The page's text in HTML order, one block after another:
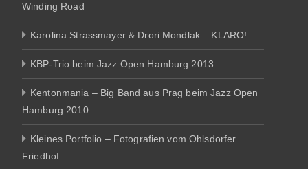
Winding Road
Karolina Strassmayer & Drori Mondlak – KLARO!
KBP-Trio beim Jazz Open Hamburg 2013
Kentonmania – Big Band aus Prag beim Jazz Open
Hamburg 2010
Kleines Portfolio – Fotografien vom Ohlsdorfer
Friedhof